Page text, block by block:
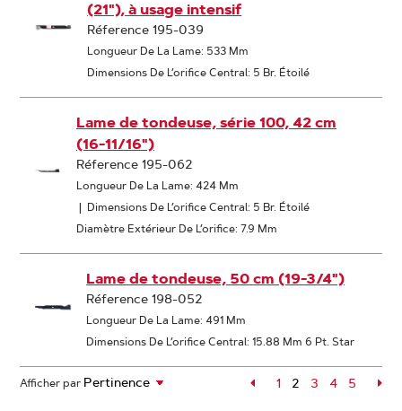
(21"), à usage intensif
Réference 195-039
Longueur De La Lame: 533 Mm
Dimensions De L’orifice Central: 5 Br. Étoilé
Lame de tondeuse, série 100, 42 cm
(16-11/16")
Réference 195-062
Longueur De La Lame: 424 Mm
| Dimensions De L’orifice Central: 5 Br. Étoilé
Diamètre Extérieur De L’orifice: 7.9 Mm
Lame de tondeuse, 50 cm (19-3/4")
Réference 198-052
Longueur De La Lame: 491 Mm
Dimensions De L’orifice Central: 15.88 Mm 6 Pt. Star
Afficher par Page
1 2 Page
3 Page
4 Page
5